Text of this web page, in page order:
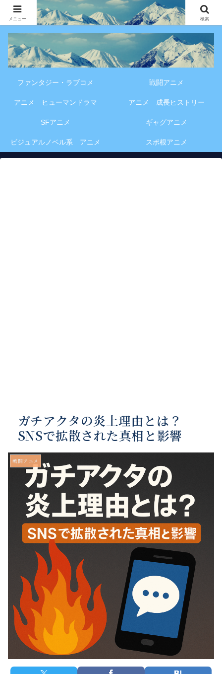
アニメ・漫画・VOD作品の見どころ、配信情報、登場人物や物語の考察を、作
品別・ジャンル別に分かりやすく紹介する専門ブログです。
ファンタジー・ラブコメ 戦闘アニメ
アニメ ヒューマンドラマ アニメ 成長ヒストリー
SFアニメ ギャグアニメ
ビジュアルノベル系 アニメ スポ根アニメ
ガチアクタの炎上理由とは？
SNSで拡散された真相と影響
戦闘アニメ
メニュー 検索